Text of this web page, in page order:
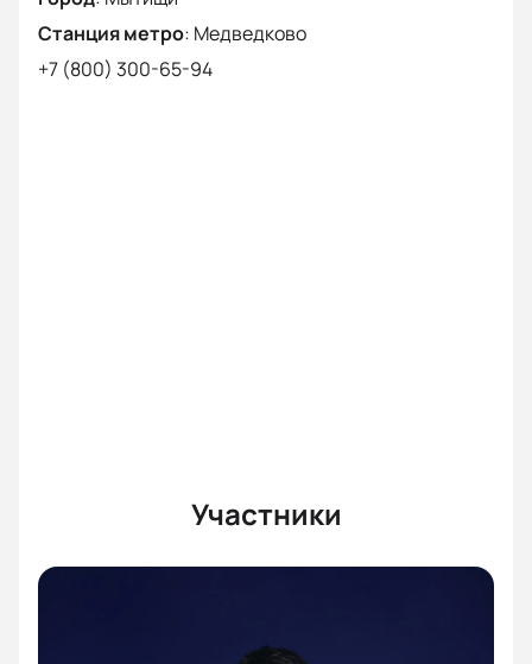
Станция метро: Медведково
+7 (800) 300-65-94
Участники